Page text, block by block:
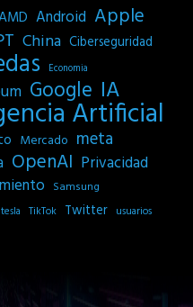
Android Apple
China Ciberseguridad
Economia
Google IA
Artificial
Mercado meta
OpenAI Privacidad
Samsung
tesla TikTok Twitter usuarios